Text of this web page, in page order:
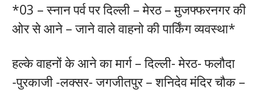
*03 – स्नान पर्व पर दिल्ली – मेरठ – मुजफ्फरनगर की
ओर से आने – जाने वाले वाहनो की पार्किंग व्यवस्था*
हल्के वाहनों के आने का मार्ग – दिल्ली- मेरठ- फलौदा
-पुरकाजी -लक्सर- जगजीतपुर – शनिदेव मंदिर चौक –